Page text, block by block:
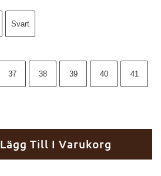
Svart
37 38 39 40 41
Lägg Till I Varukorg